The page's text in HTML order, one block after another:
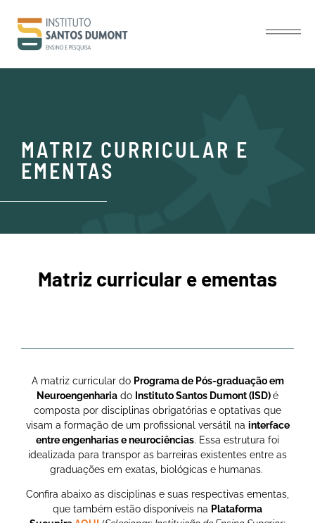
MATRIZ CURRICULAR E
EMENTAS
Matriz curricular e ementas
A matriz curricular do Programa de Pós-graduação em
Neuroengenharia do nstituto Santos Dumont (ISD)é
composta por disciplinas obrigatórias e optativas que
visam a formação de um profissional versátil na interface
entre engenharias e neurociências. Essa estrutura foi
idealizada para transpor as barreiras existentes entre as
graduações em exatas, biológicas e humanas.
Confira abaixo as disciplinas e suas respectivas ementas,
que também estão disponíveis na Plataforma